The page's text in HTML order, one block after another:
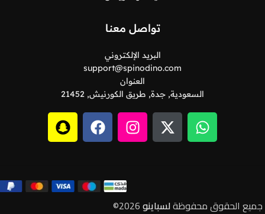
تواصل معنا
البريد الإلكتروني
support@spinodino.com
العنوان
السعودية, جدة, طريق الكورنيش, 21452
جميع الحقوق محفوظةلسباينو2026©